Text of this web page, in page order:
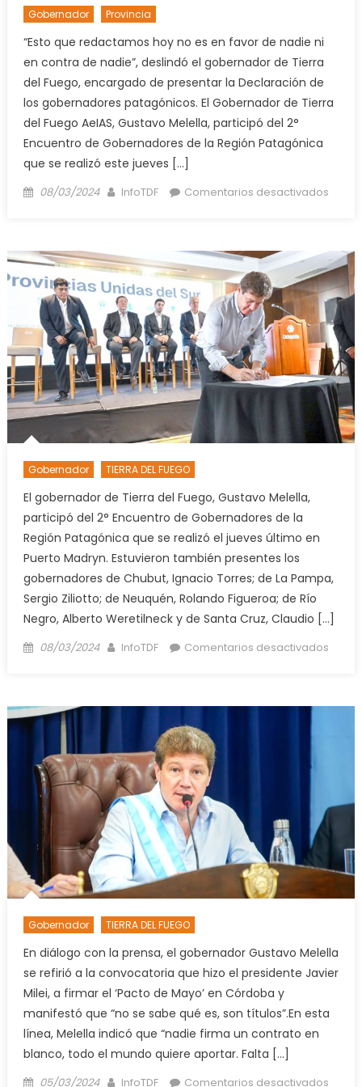
Gobernador Provincia
“Esto que redactamos hoy no es en favor de nadie ni
en contra de nadie”, deslindó el gobernador de Tierra
del Fuego, encargado de presentar la Declaración de
los gobernadores patagónicos. El Gobernador de Tierra
del Fuego AeIAS, Gustavo Melella, participó del 2°
Encuentro de Gobernadores de la Región Patagónica
que se realizó este jueves […]
Posted
08/03/2024 Author
InfoTDF Comentarios desactivadosen
La
de
es
“una
al
futuro
Gobernador TIERRA DEL FUEGO
El gobernador de Tierra del Fuego, Gustavo Melella,
participó del 2° Encuentro de Gobernadores de la
Región Patagónica que se realizó el jueves último en
Puerto Madryn. Estuvieron también presentes los
gobernadores de Chubut, Ignacio Torres; de La Pampa,
Sergio Ziliotto; de Neuquén, Rolando Figueroa; de Río
Negro, Alberto Weretilneck y de Santa Cruz, Claudio […]
Posted
08/03/2024 Author
InfoTDF Comentarios desactivadosen
Gobernador TIERRA DEL FUEGO
En diálogo con la prensa, el gobernador Gustavo Melella
se refirió a la convocatoria que hizo el presidente Javier
Milei, a firmar el ‘Pacto de Mayo’ en Córdoba y
manifestó que “no se sabe qué es, son títulos”.En esta
línea, Melella indicó que “nadie firma un contrato en
blanco, todo el mundo quiere aportar. Falta […]
Posted
05/03/2024 Author
InfoTDF Comentarios desactivadosen